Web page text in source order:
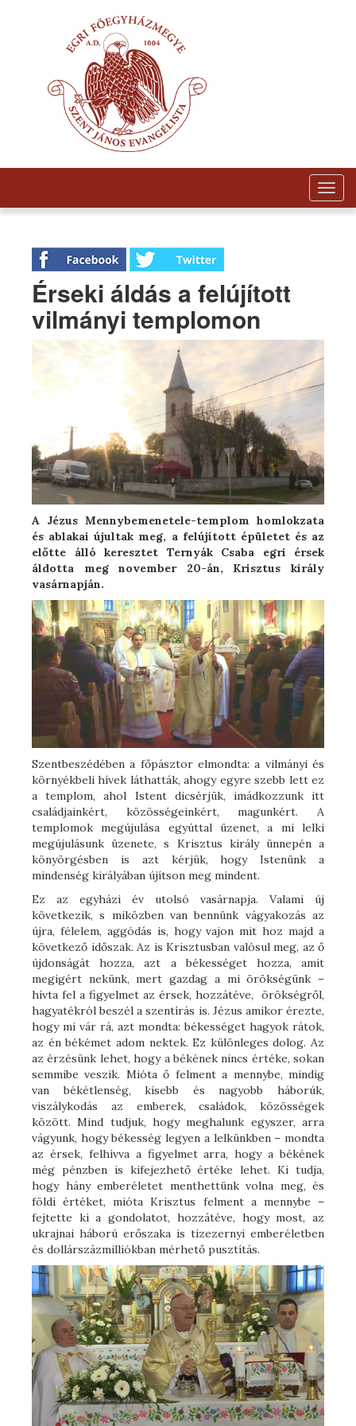
Érseki áldás a felújított
vilmányi templomon
A Jézus Mennybemenetele-templom homlokzata
és ablakai újultak meg, a felújított épületet és az
előtte álló keresztet Ternyák Csaba egri érsek
áldotta meg november 20-án, Krisztus király
vasárnapján.
Szentbeszédében a főpásztor elmondta: a vilmányi és
környékbeli hívek láthatták, ahogy egyre szebb lett ez
a templom, ahol Istent dicsérjük, imádkozzunk itt
családjainkért, közösségeinkért, magunkért. A
templomok megújulása egyúttal üzenet, a mi lelki
megújulásunk üzenete, s Krisztus király ünnepén a
könyörgésben is azt kérjük, hogy Istenünk a
mindenség királyában újítson meg mindent.
Ez az egyházi év utolsó vasárnapja. Valami új
következik, s miközben van bennünk vágyakozás az
újra, félelem, aggódás is, hogy vajon mit hoz majd a
következő időszak. Az is Krisztusban valósul meg, az ő
újdonságát hozza, azt a békességet hozza, amit
megigért nekünk, mert gazdag a mi örökségünk –
hívta fel a figyelmet az érsek, hozzátéve, örökségről,
hagyatékról beszél a szentírás is. Jézus amikor érezte,
hogy mi vár rá, azt mondta: békességet hagyok rátok,
az én békémet adom nektek. Ez különleges dolog. Az
az érzésünk lehet, hogy a békének nincs értéke, sokan
semmibe veszik. Mióta ő felment a mennybe, mindig
van békétlenség, kisebb és nagyobb háborúk,
viszálykodás az emberek, családok, közösségek
között. Mind tudjuk, hogy meghalunk egyszer, arra
vágyunk, hogy békesség legyen a lelkünkben – mondta
az érsek, felhívva a figyelmet arra, hogy a békének
még pénzben is kifejezhető értéke lehet. Ki tudja,
hogy hány emberéletet menthettünk volna meg, és
földi értéket, mióta Krisztus felment a mennybe –
fejtette ki a gondolatot, hozzátéve, hogy most, az
ukrajnai háború erőszaka is tízezernyi emberéletben
és dollárszázmilliókban mérhető pusztítás.